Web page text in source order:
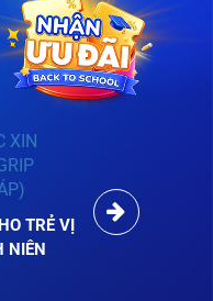
TRẺ VỊ
NIÊN
VẮC XIN